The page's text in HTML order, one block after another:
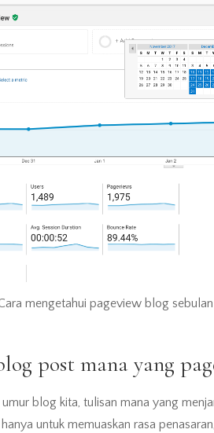
mengetahui pageview blog
post mana yang
blog kita, tulisan mana yang
untuk memuaskan rasa